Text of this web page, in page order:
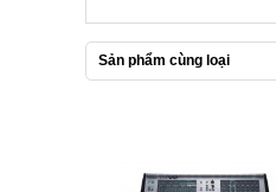
Sản phẩm cùng loại